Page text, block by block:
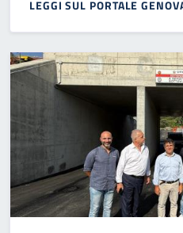
LEGGI SUL PORTALE